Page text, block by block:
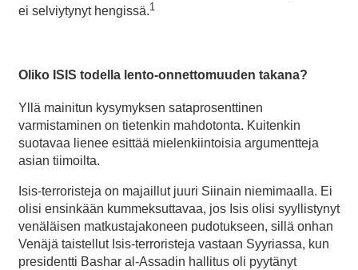
ei selviytynyt hengissä.1
Oliko ISIS todella lento-onnettomuuden takana?
Yllä mainitun kysymyksen sataprosenttinen
varmistaminen on tietenkin mahdotonta. Kuitenkin
suotavaa lienee esittää mielenkiintoisia argumentteja
asian tiimoilta.
Isis-terroristeja on majaillut juuri Siinain niemimaalla. Ei
olisi ensinkään kummeksuttavaa, jos Isis olisi syyllistynyt
venäläisen matkustajakoneen pudotukseen, sillä onhan
Venäjä taistellut Isis-terroristeja vastaan Syyriassa, kun
presidentti Bashar al-Assadin hallitus oli pyytänyt